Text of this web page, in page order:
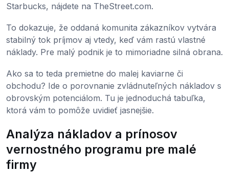
Starbucks, nájdete na TheStreet.com.
To dokazuje, že oddaná komunita zákazníkov vytvára
stabilný tok príjmov aj vtedy, keď vám rastú vlastné
náklady. Pre malý podnik je to mimoriadne silná obrana.
Ako sa to teda premietne do malej kaviarne či
obchodu? Ide o porovnanie zvládnuteľných nákladov s
obrovským potenciálom. Tu je jednoduchá tabuľka,
ktorá vám to pomôže uvidieť jasnejšie.
Analýza nákladov a prínosov
vernostného programu pre malé
firmy